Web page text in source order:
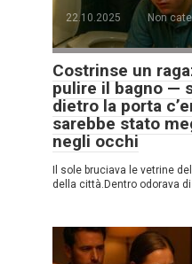
22.10.2025
Non
Costrinse un
pulire il bagno —
dietro la porta
sarebbe stato
negli occhi
Il sole bruciava le vetrine
della città.Dentro odorava di